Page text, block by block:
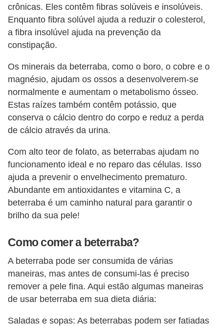
crônicas. Eles contêm fibras solúveis e insolúveis.
Enquanto fibra solúvel ajuda a reduzir o colesterol,
a fibra insolúvel ajuda na prevenção da
constipação.
Os minerais da beterraba, como o boro, o cobre e o
magnésio, ajudam os ossos a desenvolverem-se
normalmente e aumentam o metabolismo ósseo.
Estas raízes também contêm potássio, que
conserva o cálcio dentro do corpo e reduz a perda
de cálcio através da urina.
Com alto teor de folato, as beterrabas ajudam no
funcionamento ideal e no reparo das células. Isso
ajuda a prevenir o envelhecimento prematuro.
Abundante em antioxidantes e vitamina C, a
beterraba é um caminho natural para garantir o
brilho da sua pele!
Como comer a beterraba?
A beterraba pode ser consumida de várias
maneiras, mas antes de consumi-las é preciso
remover a pele fina. Aqui estão algumas maneiras
de usar beterraba em sua dieta diária:
Saladas e sopas: As beterrabas podem ser fatiadas